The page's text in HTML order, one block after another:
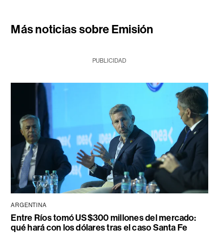
Más noticias sobre Emisión
PUBLICIDAD
ARGENTINA
Entre Ríos tomó US$300 millones del mercado:
qué hará con los dólares tras el caso Santa Fe